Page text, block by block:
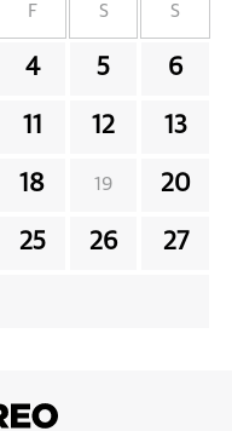
F S S
4 5 6
11 12 13
18 19 20
25 26 27